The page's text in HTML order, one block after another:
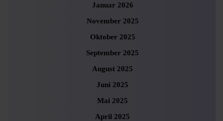
Januar 2026
November 2025
Oktober 2025
September 2025
August 2025
Juni 2025
Mai 2025
April 2025